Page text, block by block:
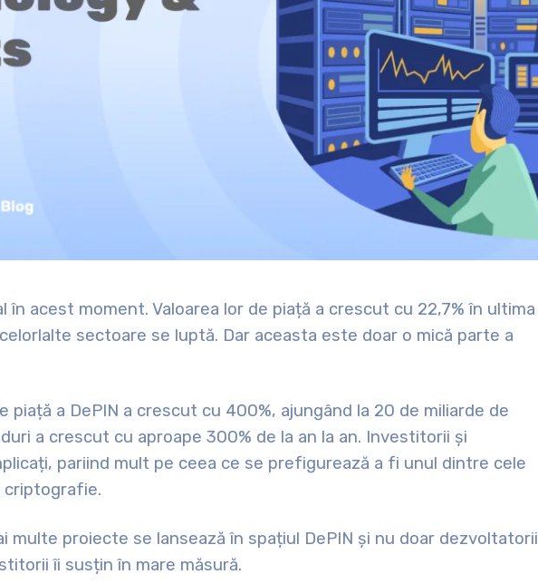
în acest moment. Valoarea lor de piață a crescut cu 22,7% în ultima
sectoare se luptă. Dar aceasta este doar o mică parte a
piață a DePIN a crescut cu 400%, ajungând la 20 de miliarde de
a crescut cu aproape 300% de la an la an. Investitorii și
pariind mult pe ceea ce se prefigurează a fi unul dintre cele
criptografie.
multe proiecte se lansează în spațiul DePIN și nu doar dezvoltatorii
îi susțin în mare măsură.